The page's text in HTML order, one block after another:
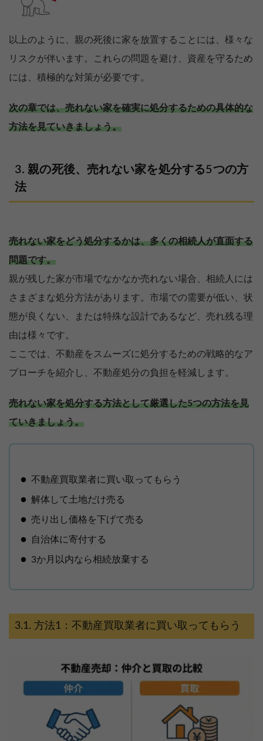
以上のように、親の死後に家を放置することには、様々な
リスクが伴います。これらの問題を避け、資産を守るため
には、積極的な対策が必要です。
次の章では、売れない家を確実に処分するための具体的な
方法を見ていきましょう。
親の死後、売れない家を処分する5つの方
法
売れない家をどう処分するかは、多くの相続人が直面する
問題です。
親が残した家が市場でなかなか売れない場合、相続人には
さまざまな処分方法があります。市場での需要が低い、状
態が良くない、または特殊な設計であるなど、売れ残る理
由は様々です。
ここでは、不動産をスムーズに処分するための戦略的なア
プローチを紹介し、不動産処分の負担を軽減します。
売れない家を処分する方法として厳選した5つの方法を見
ていきましょう。
不動産買取業者に買い取ってもらう
解体して土地だけ売る
売り出し価格を下げて売る
自治体に寄付する
3か月以内なら相続放棄する
方法1：不動産買取業者に買い取ってもらう